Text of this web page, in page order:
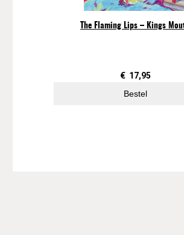
The Flaming Lips – Kings
€ 17,95
Bestel